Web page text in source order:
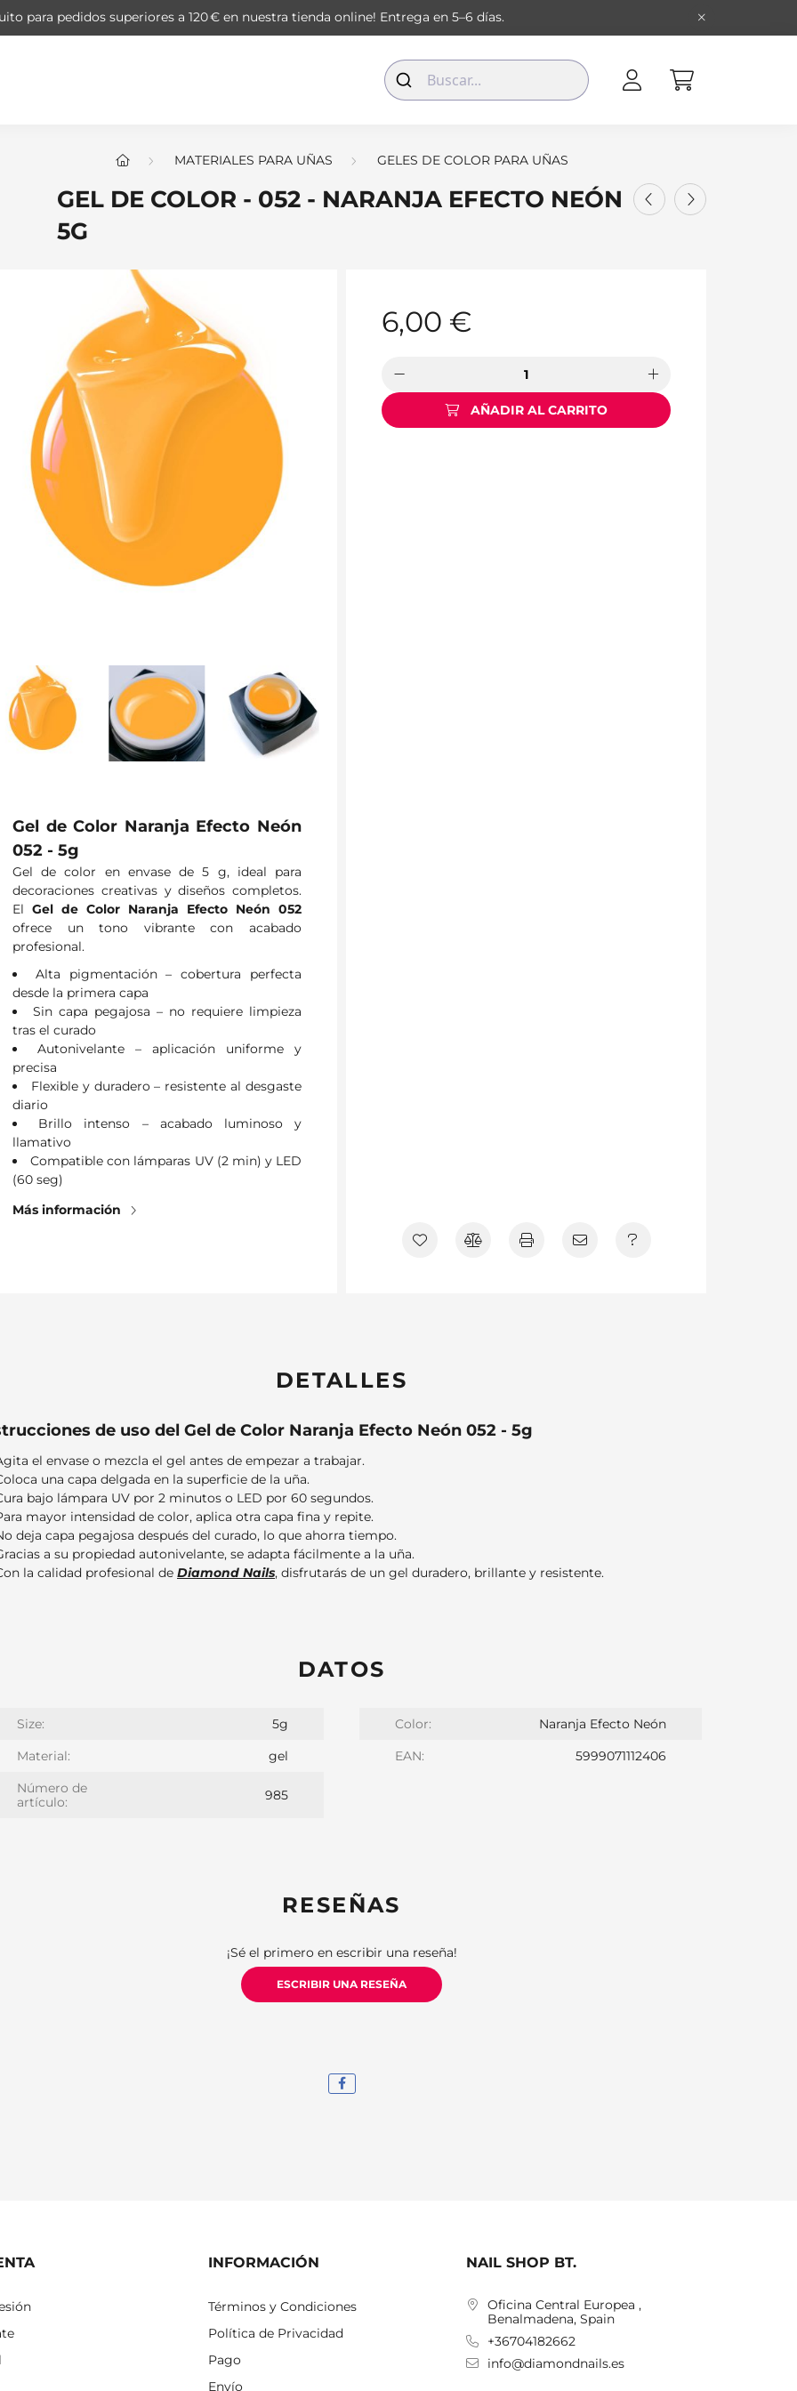
para pedidos superiores a 120 € en nuestra tienda online! Entrega en 5–6 días.
MATERIALES PARA UÑAS GELES DE COLOR PARA UÑAS
GEL DE COLOR - 052 - NARANJA EFECTO NEÓN
5G
Gel de Color Naranja Efecto Neón
052 - 5g
Gel de color en envase de 5 g, ideal para
decoraciones creativas y diseños completos.
El Gel de Color Naranja Efecto Neón 052
ofrece un tono vibrante con acabado
profesional.
Alta pigmentación – cobertura perfecta
desde la primera capa
Sin capa pegajosa – no requiere limpieza
tras el curado
Autonivelante – aplicación uniforme y
precisa
Flexible y duradero – resistente al desgaste
diario
Brillo intenso – acabado luminoso y
llamativo
Compatible con lámparas UV (2 min) y LED
(60 seg)
Más información
6,00 €
AÑADIR AL CARRITO
DETALLES
de uso del Gel de Color Naranja Efecto Neón 052 - 5g
el envase o mezcla el gel antes de empezar a trabajar.
una capa delgada en la superficie de la uña.
bajo lámpara UV por 2 minutos o LED por 60 segundos.
mayor intensidad de color, aplica otra capa fina y repite.
deja capa pegajosa después del curado, lo que ahorra tiempo.
a su propiedad autonivelante, se adapta fácilmente a la uña.
la calidad profesional de Diamond Nails, disfrutarás de un gel duradero, brillante y resistente.
DATOS
Size: 5g Color:
Naranja Efecto Neón
Material:
gel EAN:
5999071112406
Número de
artículo:
985
RESEÑAS
¡Sé el primero en escribir una reseña!
ESCRIBIR UNA RESEÑA
INFORMACIÓN
Términos y Condiciones
Política de Privacidad
Pago
Envío
NAIL SHOP BT.
Oficina Central Europea ,
Benalmadena, Spain
+36704182662
info@diamondnails.es